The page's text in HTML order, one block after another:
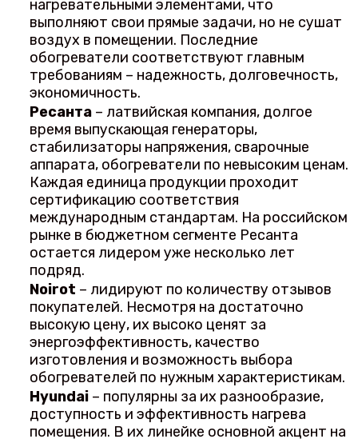
нагревательными элементами, что
выполняют свои прямые задачи, но не сушат
воздух в помещении. Последние
обогреватели соответствуют главным
требованиям – надежность, долговечность,
экономичность.
Ресанта– латвийская компания, долгое
время выпускающая генераторы,
стабилизаторы напряжения, сварочные
аппарата, обогреватели по невысоким ценам.
Каждая единица продукции проходит
сертификацию соответствия
международным стандартам. На российском
рынке в бюджетном сегменте Ресанта
остается лидером уже несколько лет
подряд.
Noirot – лидируют по количеству отзывов
покупателей. Несмотря на достаточно
высокую цену, их высоко ценят за
энергоэффективность, качество
изготовления и возможность выбора
обогревателей по нужным характеристикам.
Hyundai– популярны за их разнообразие,
доступность и эффективность нагрева
помещения. В их линейке основной акцент на